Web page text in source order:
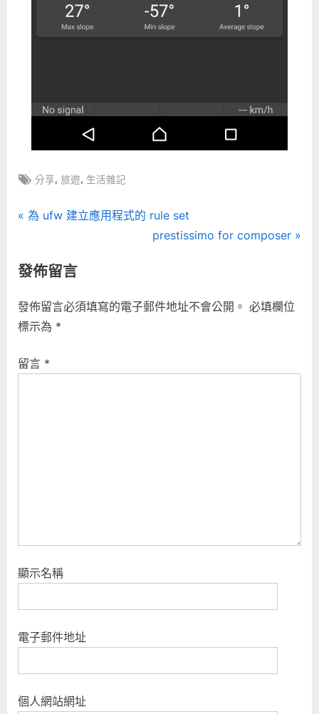
Tags:
分享,旅遊, 生活雜記
文
導
覽
P
v
o
u
P
為 ufw 建立應用程式的 rule set
N
P
t
prestissimo for composer
發佈留言
發佈留言必須填寫的電子郵件地址不會公開。 必填欄位
標示為 *
留言 *
顯示名稱
電子郵件地址
個人網站網址